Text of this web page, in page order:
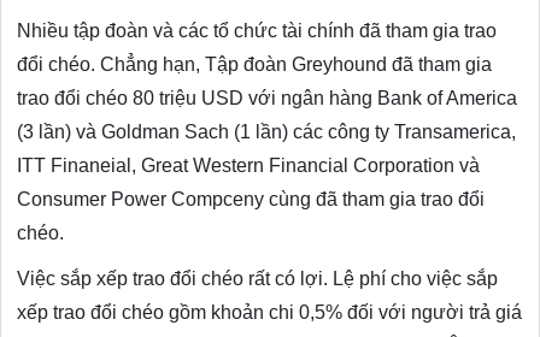
Nhiều tập đoàn và các tổ chức tài chính đã tham gia trao
đổi chéo. Chẳng hạn, Tập đoàn Greyhound đã tham gia
trao đổi chéo 80 triệu USD với ngân hàng Bank of America
(3 lần) và Goldman Sach (1 lần) các công ty Transamerica,
ITT Finaneial, Great Western Financial Corporation và
Consumer Power Compceny cùng đã tham gia trao đổi
chéo.
Việc sắp xếp trao đổi chéo rất có lợi. Lệ phí cho việc sắp
xếp trao đổi chéo gồm khoản chi 0,5% đối với người trả giá